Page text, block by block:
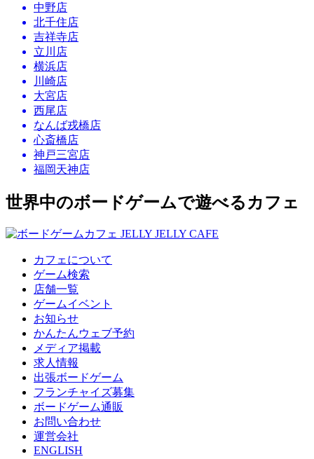
中野店
北千住店
吉祥寺店
立川店
横浜店
川崎店
大宮店
西尾店
なんば戎橋店
心斎橋店
神戸三宮店
福岡天神店
世界中のボードゲームで遊べるカフェ
カフェについて
ゲーム検索
店舗一覧
ゲームイベント
お知らせ
かんたんウェブ予約
メディア掲載
求人情報
出張ボードゲーム
フランチャイズ募集
ボードゲーム通販
お問い合わせ
運営会社
ENGLISH